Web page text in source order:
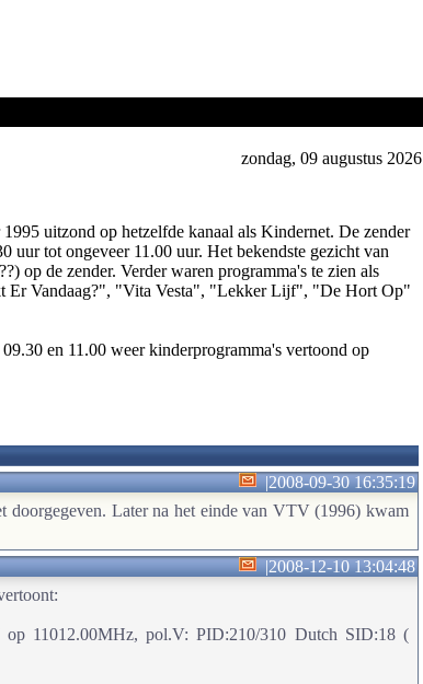
zondag, 09 augustus 2026
uitzond op hetzelfde kanaal als Kindernet. De zender
uur tot ongeveer 11.00 uur. Het bekendste gezicht van
op de zender. Verder waren programma's te zien als
Vandaag?", "Vita Vesta", "Lekker Lijf", "De Hort Op"
en 11.00 weer kinderprogramma's vertoond op
|2008-09-30 16:35:19
Later na het einde van VTV (1996) kwam
|2008-12-10 13:04:48
11012.00MHz, pol.V: PID:210/310 Dutch SID:18 (